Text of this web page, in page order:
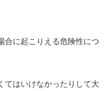
合に起こりえる危険性につ
てはいけなかったりして大